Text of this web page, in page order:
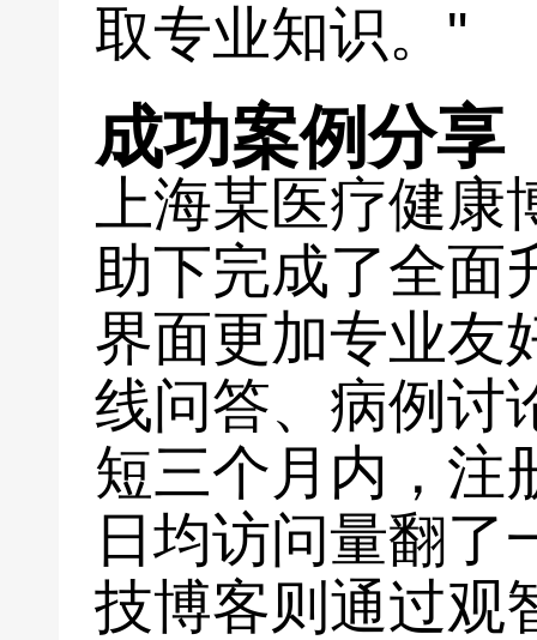
取专业知识。"
成功案例分享
上海某医疗健
助下完成了全面
界面更加专业友
线问答、病例讨
短三个月内，注
日均访问量翻了
技博客则通过观